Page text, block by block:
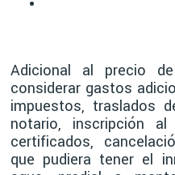
Adicional al precio
considerar gastos
impuestos, traslados
notario, inscripción
certificados,
que pudiera tener el